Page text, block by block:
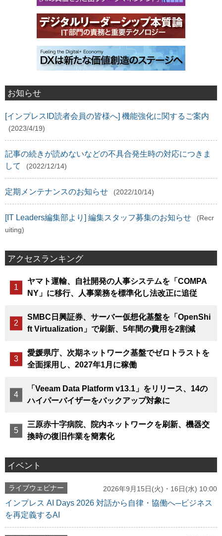
お知らせ
[インプレスID読者会員の皆様へ] 機能強化に関するご案内
(2023/4/19)
記事の続きが読めないなどの不具合発生時の対応につきま
して
(2022/12/14)
定期メンテナンスのお知らせ (2022/10/14)
[IT Leaders編集部より] 編集スタッフ募集のお知らせ
(Recr
uiting)
アクセスランキング
ヤマト運輸、自社開発の人事システムを「COMPA
NY」に移行、人事業務を標準化し法改正に追従
SMBC日興証券、サーバー仮想化基盤を「OpenShi
ft Virtualization」で刷新、5年間の費用を2割減
愛媛県庁、次期ネットワーク基盤でゼロトラストを
全面採用し、2027年1月に稼働
「Veeam Data Platform v13.1」をリリース、14の
ハイパーバイザーをバックアップ対象に
三原赤十字病院、院内ネットワークを刷新、機器交
換時の復旧作業を簡素化
イベント
ライブウェビナー 2026年9月15日(火)・16日(水) 10:00
インプレス AI Days 2026 対話から自律・協働へ─ビジネス
を再定義するAI